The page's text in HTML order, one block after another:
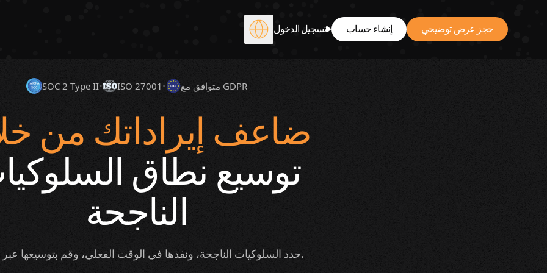
تسجيل الدخول إنشاء حساب حجز عرض توضيحي
SOC 2 Type II• ISO 27001 • متوافق مع GDPR
ضاعف إيراداتك من
توسيع نطاق
الناجحة
حدد السلوكيات الناجحة، ونفذها في الوقت الفعلي، وقم بتوسيعها عبر الفريق.